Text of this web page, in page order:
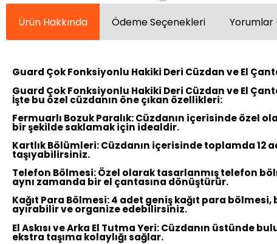
Ürün Hakkında Ödeme Seçenekleri Yorumlar
Guard Çok Fonksiyonlu Hakiki Deri Cüzdan ve El
Guard Çok Fonksiyonlu Hakiki Deri Cüzdan ve El
İşte bu özel cüzdanın öne çıkan özellikleri:
Fermuarlı Bozuk Paralık:Cüzdanın içerisinde özel
bir şekilde saklamak için idealdir.
Kartlık Bölümleri:Cüzdanın içerisinde toplamda 12
taşıyabilirsiniz.
Telefon Bölmesi:Özel olarak tasarlanmış telefon
aynı zamanda bir el çantasına dönüştürür.
Kağıt Para Bölmesi:4 adet geniş kağıt para
ayırabilir ve organize edebilirsiniz.
El Askısı ve Arka El Tutma Yeri:Cüzdanın üstünde
ekstra taşıma kolaylığı sağlar.